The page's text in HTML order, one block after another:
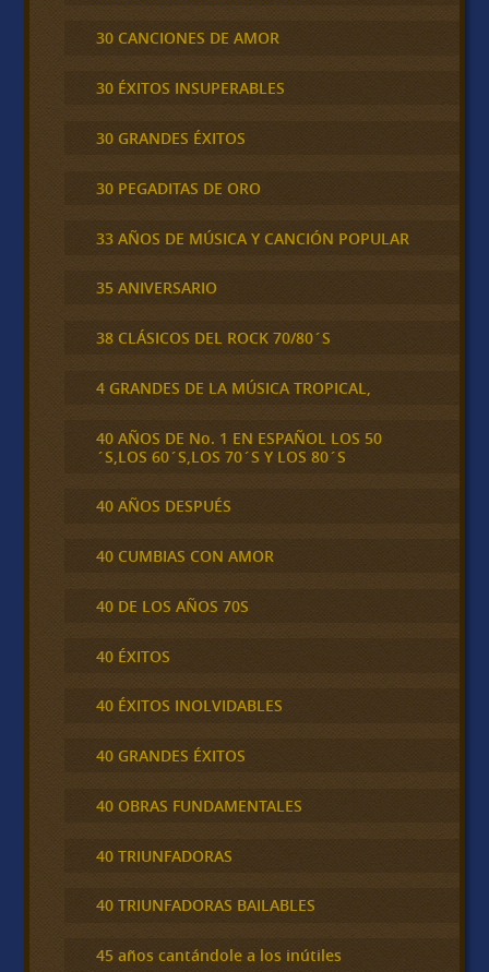
30 CANCIONES DE AMOR
30 ÉXITOS INSUPERABLES
30 GRANDES ÉXITOS
30 PEGADITAS DE ORO
33 AÑOS DE MÚSICA Y CANCIÓN POPULAR
35 ANIVERSARIO
38 CLÁSICOS DEL ROCK 70/80´S
4 GRANDES DE LA MÚSICA TROPICAL,
40 AÑOS DE No. 1 EN ESPAÑOL LOS 50
´S,LOS 60´S,LOS 70´S Y LOS 80´S
40 AÑOS DESPUÉS
40 CUMBIAS CON AMOR
40 DE LOS AÑOS 70S
40 ÉXITOS
40 ÉXITOS INOLVIDABLES
40 GRANDES ÉXITOS
40 OBRAS FUNDAMENTALES
40 TRIUNFADORAS
40 TRIUNFADORAS BAILABLES
45 años cantándole a los inútiles